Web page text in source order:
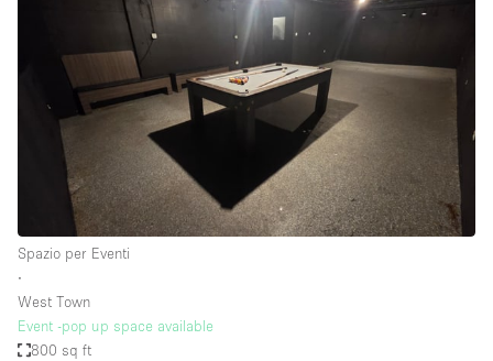
Spazio per Eventi
∙
West Town
Event -pop up space available
800 sq ft